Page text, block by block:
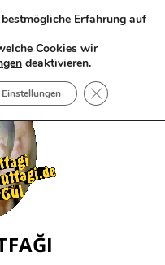
Erfahrung auf
Cookies wir
deaktivieren.
Einstellungen GDPR